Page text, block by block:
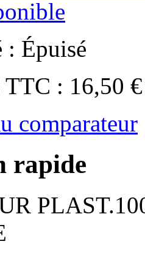
: Épuisé
TTC : 16,50 €
comparateur
rapide